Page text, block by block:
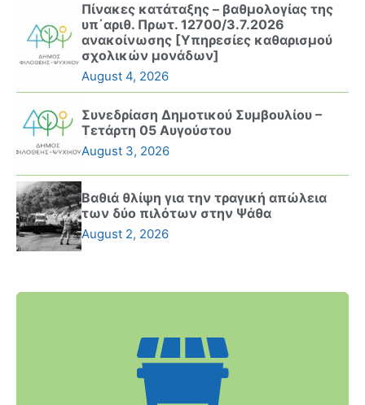
Πίνακες κατάταξης – βαθμολογίας της
υπ΄αριθ. Πρωτ. 12700/3.7.2026
ανακοίνωσης [Υπηρεσίες καθαρισμού
σχολικών μονάδων]
August 4, 2026
Συνεδρίαση Δημοτικού Συμβουλίου –
Τετάρτη 05 Αυγούστου
August 3, 2026
Βαθιά θλίψη για την τραγική απώλεια
των δύο πιλότων στην Ψάθα
August 2, 2026